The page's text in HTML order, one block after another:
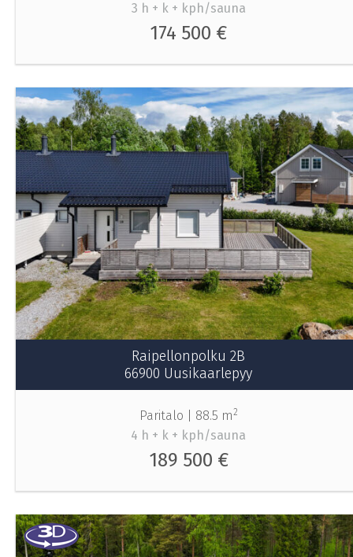
3 h + k + kph/sauna
174 500 €
Raipellonpolku 2B
66900 Uusikaarlepyy
Paritalo | 88.5 m2
4 h + k + kph/sauna
189 500 €